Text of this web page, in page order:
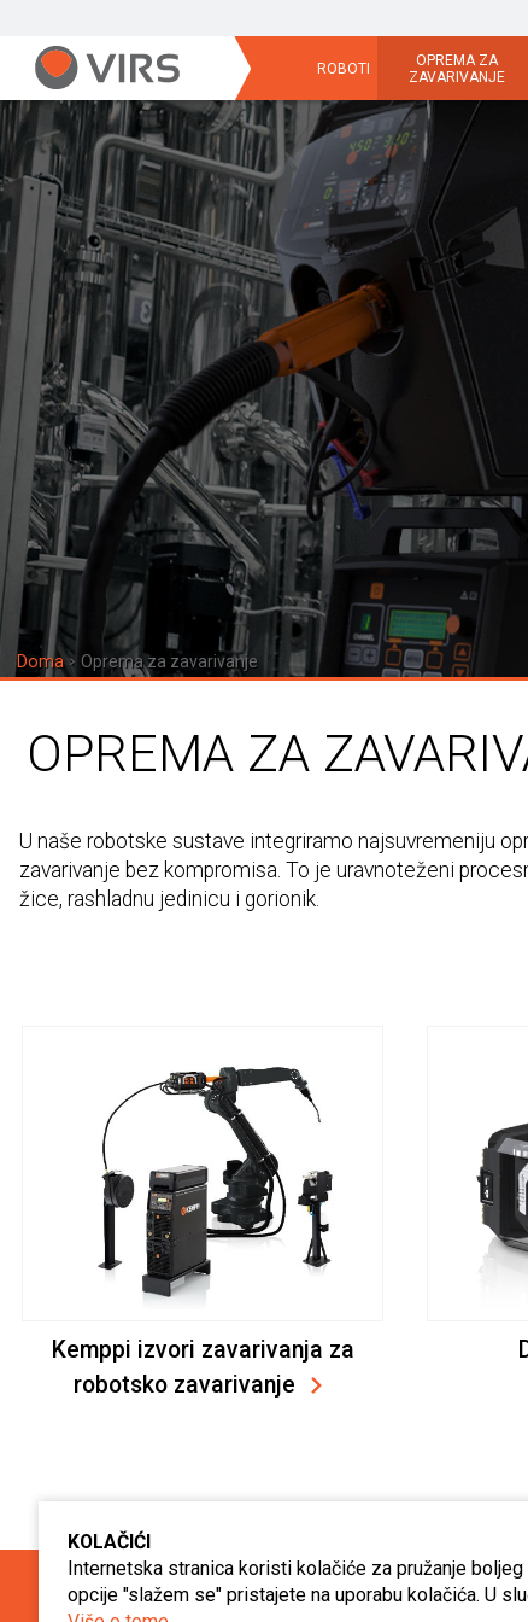
ROBOTI
OPREMA ZA
ZAVARIVANJE
Doma Oprema za zavarivanje
OPREMA ZA
U naše robotske sustave integriramo najsuvremeniju
zavarivanje bez kompromisa. To je uravnoteženi
žice, rashladnu jedinicu i gorionik.
Kemppi izvori zavarivanja za
robotsko zavarivanje
KOLAČIĆI
Internetska stranica koristi kolačiće za pružanje
opcije "slažem se" pristajete na uporabu kolačića. U